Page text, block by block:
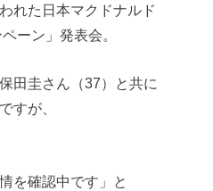
れた日本マクドナルド
ーン」発表会。
田圭さん（37）と共に
すが、
を確認中です」と